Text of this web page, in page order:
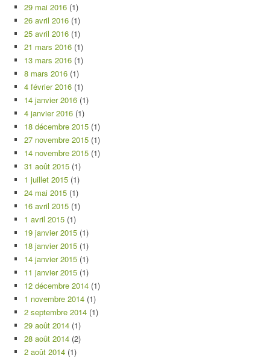
29 mai 2016 (1)
26 avril 2016 (1)
25 avril 2016 (1)
21 mars 2016 (1)
13 mars 2016 (1)
8 mars 2016 (1)
4 février 2016 (1)
14 janvier 2016 (1)
4 janvier 2016 (1)
18 décembre 2015 (1)
27 novembre 2015 (1)
14 novembre 2015 (1)
31 août 2015 (1)
1 juillet 2015 (1)
24 mai 2015 (1)
16 avril 2015 (1)
1 avril 2015 (1)
19 janvier 2015 (1)
18 janvier 2015 (1)
14 janvier 2015 (1)
11 janvier 2015 (1)
12 décembre 2014 (1)
1 novembre 2014 (1)
2 septembre 2014 (1)
29 août 2014 (1)
28 août 2014 (2)
2 août 2014 (1)